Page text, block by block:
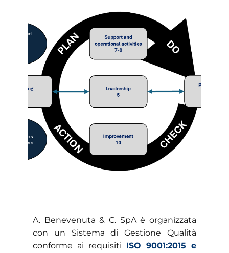
​A. Benevenuta & C. SpA è organizzata
con un Sistema di Gestione Qualità
conforme ai requisiti ISO 9001:2015 e